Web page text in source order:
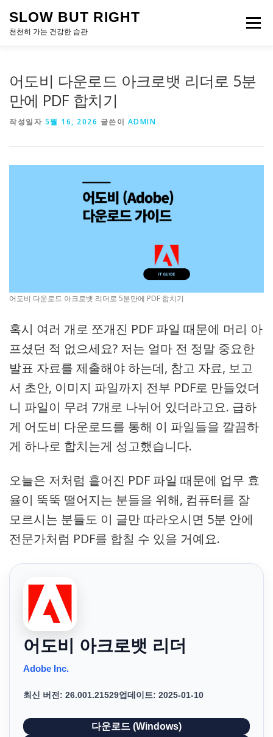
SLOW BUT RIGHT
천천히 가는 건강한 습관
메뉴
어도비 다운로드 아크로뱃 리더로 5분
만에 PDF 합치기
작성일자 5월 16, 2026 글쓴이 ADMIN
어도비 다운로드 아크로뱃 리더로 5분만에 PDF 합치기
혹시 여러 개로 쪼개진 PDF 파일 때문에 머리 아
프셨던 적 없으세요? 저는 얼마 전 정말 중요한
발표 자료를 제출해야 하는데, 참고 자료, 보고
서 초안, 이미지 파일까지 전부 PDF로 만들었더
니 파일이 무려 7개로 나뉘어 있더라고요. 급하
게 어도비 다운로드를 통해 이 파일들을 깔끔하
게 하나로 합치는게 성고했습니다.
오늘은 저처럼 흩어진 PDF 파일 때문에 업무 효
율이 뚝뚝 떨어지는 분들을 위해, 컴퓨터를 잘
모르시는 분들도 이 글만 따라오시면 5분 안에
전문가처럼 PDF를 합칠 수 있을 거예요.
어도비 아크로뱃 리더
Adobe Inc.
최신 버전: 26.001.21529업데이트: 2025-01-10
다운로드 (Windows)